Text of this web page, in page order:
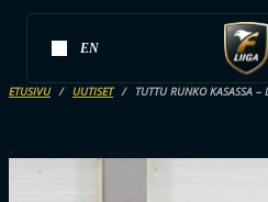
EN
ETUSIVU UUTISET TUTTU RUNKO KASASSA